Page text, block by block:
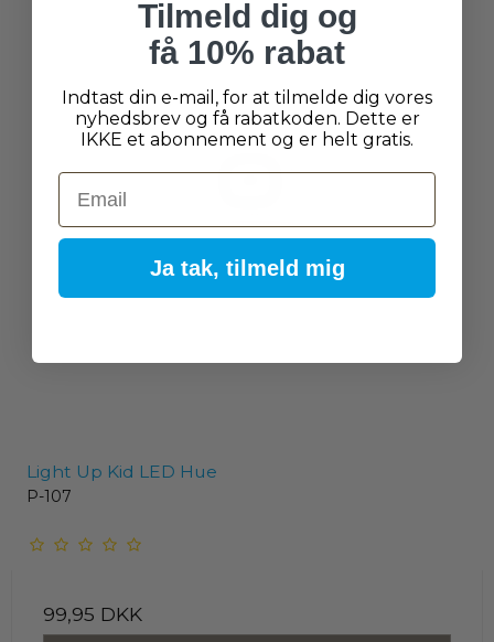
Light Up Kid LED Hue
P-107
99,95 DKK
Tilmeld dig og
få 10% rabat
Indtast din e-mail, for at tilmelde dig vores
nyhedsbrev og få rabatkoden. Dette er
IKKE et abonnement og er helt gratis.
Email
Ja tak, tilmeld mig